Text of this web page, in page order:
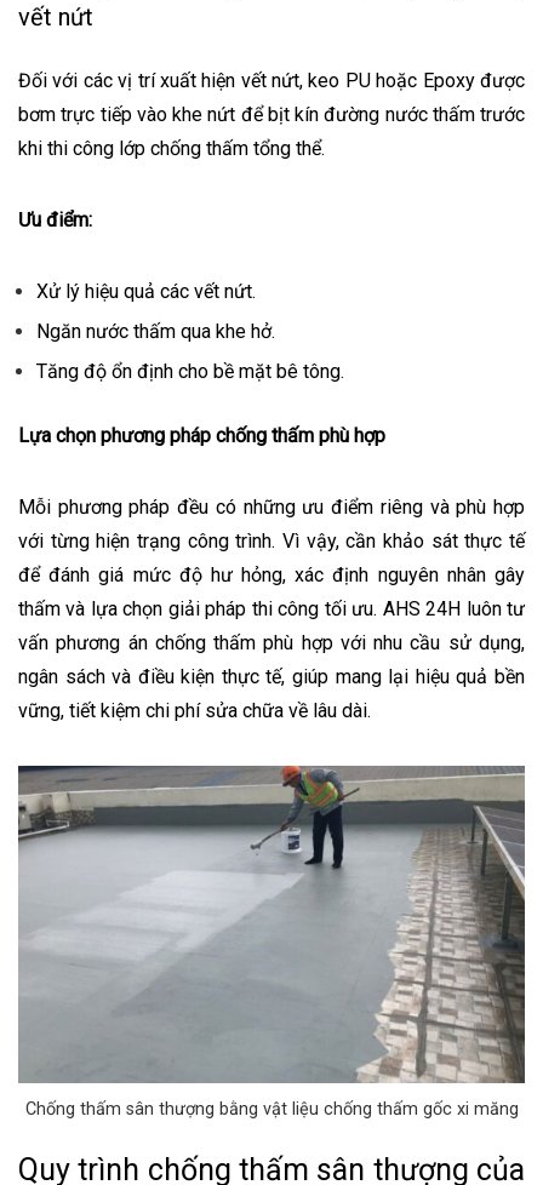
vết nứt
Đối với các vị trí xuất hiện vết nứt, keo PU hoặc Epoxy được
bơm trực tiếp vào khe nứt để bịt kín đường nước thấm trước
khi thi công lớp chống thấm tổng thể.
Ưu điểm:
Xử lý hiệu quả các vết nứt.
Ngăn nước thấm qua khe hở.
Tăng độ ổn định cho bề mặt bê tông.
Lựa chọn phương pháp chống thấm phù hợp
Mỗi phương pháp đều có những ưu điểm riêng và phù hợp
với từng hiện trạng công trình. Vì vậy, cần khảo sát thực tế
để đánh giá mức độ hư hỏng, xác định nguyên nhân gây
thấm và lựa chọn giải pháp thi công tối ưu. AHS 24H luôn tư
vấn phương án chống thấm phù hợp với nhu cầu sử dụng,
ngân sách và điều kiện thực tế, giúp mang lại hiệu quả bền
vững, tiết kiệm chi phí sửa chữa về lâu dài.
Chống thấm sân thượng bằng vật liệu chống thấm gốc xi măng
Quy trình chống thấm sân thượng của